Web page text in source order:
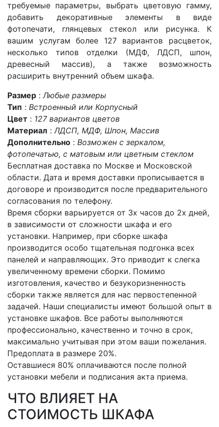
требуемые параметры, выбрать цветовую гамму,
добавить декоративные элементы в виде
фотопечати, глянцевых стекол или рисунка. К
вашим услугам более 127 вариантов расцветок,
несколько типов отделки (МДФ, ЛДСП, шпон,
древесный массив), а также возможность
расширить внутренний объем шкафа.
Размер :Любые размеры
Тип : Встроенный или Корпусный
Цвет : 127 вариантов цветов
Материал :ЛДСП, МДФ, Шпон, Массив
Дополнительно : Возможен с зеркалом,
фотопечатью, с матовым или цветным стеклом
Бесплатная доставка по Москве и Московской
области. Дата и время доставки прописывается в
договоре и производится после предварительного
согласования по телефону.
Время сборки варьируется от 3х часов до 2х дней,
в зависимости от сложности шкафа и его
установки. Например, при сборке шкафа
производится особо тщательная подгонка всех
панелей и направляющих. Это приводит к слегка
увеличенному времени сборки. Помимо
изготовления, качество и безукоризненность
сборки также является для нас первостепенной
задачей. Наши специалисты имеют большой опыт в
установке шкафов. Все работы выполняются
профессионально, качественно и точно в срок,
максимально учитывая при этом ваши пожелания.
Предоплата в размере 20%.
Оставшиеся 80% оплачиваются после полной
установки мебели и подписания акта приема.
ЧТО ВЛИЯЕТ НА
СТОИМОСТЬ ШКАФА